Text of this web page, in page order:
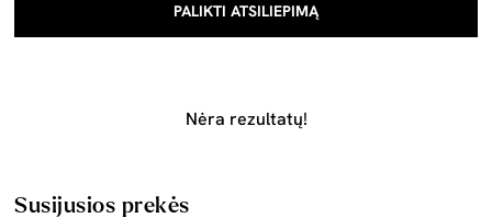
PALIKTI ATSILIEPIMĄ
Nėra rezultatų!
Susijusios prekės